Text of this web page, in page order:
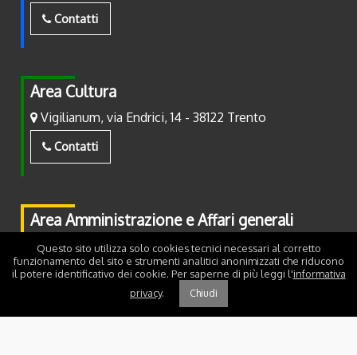
Contatti
Area Cultura
Vigilianum, via Endrici, 14 - 38122 Trento
Contatti
Area Amministrazione e Affari generali
Piazza Fiera, 2 - 38122 Trento
Contatti
Questo sito utilizza solo cookies tecnici necessari al corretto
funzionamento del sito e strumenti analitici anonimizzati che riducono
il potere identificativo dei cookie. Per saperne di più leggi l'informativa
privacy. Chiudi